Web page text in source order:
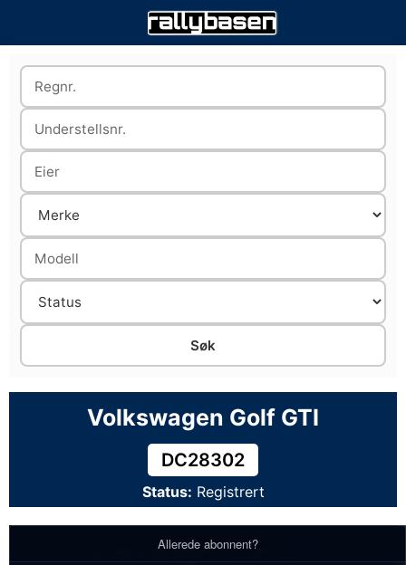
Volkswagen Golf GTI
DC28302
Status: Registrert
Allerede abonnent?
Volkswagen Golf GTI